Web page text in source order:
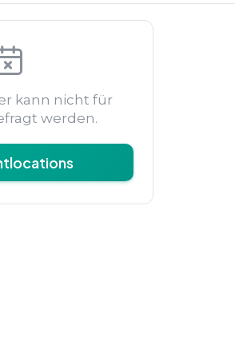
kann nicht für
werden.